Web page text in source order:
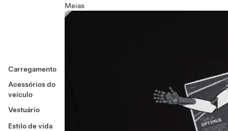
Carregamento
Acessórios do
veículo
Vestuário
Estilo de vida
Meias